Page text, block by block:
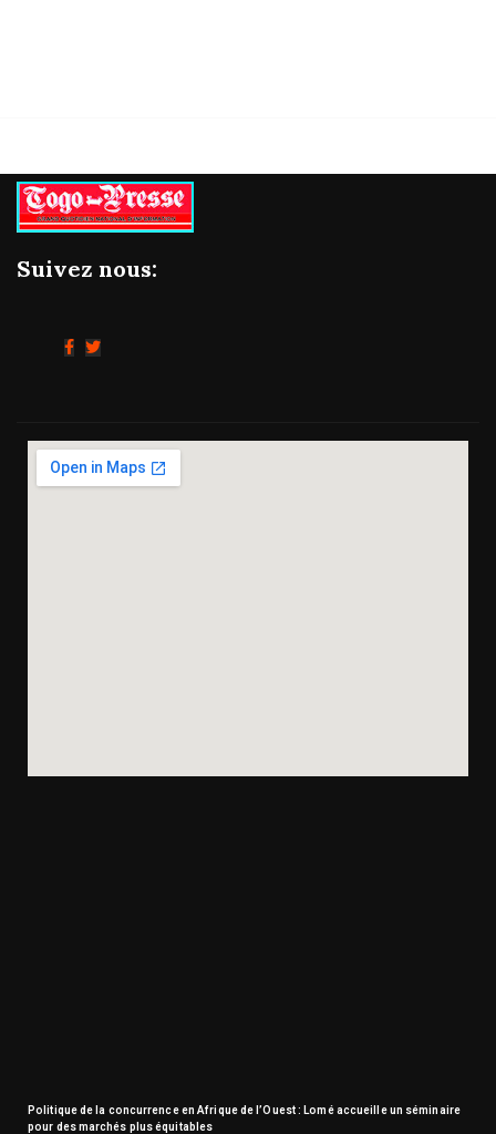
Suivez nous:
Politique de la concurrence en Afrique de l’Ouest : Lomé accueille un séminaire
pour des marchés plus équitables